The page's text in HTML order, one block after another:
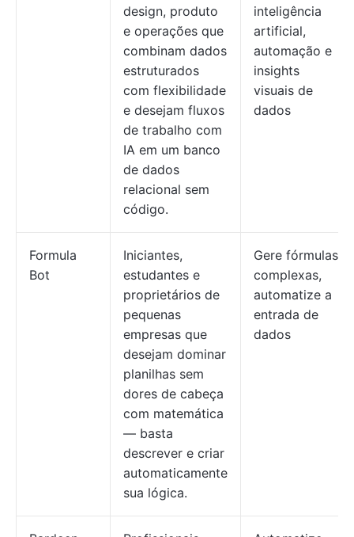
design, produto
e operações que
combinam dados
estruturados
com flexibilidade
e desejam fluxos
de trabalho com
IA em um banco
de dados
relacional sem
código.
inteligência
artificial,
automação e
insights
visuais de
dados
Formula
Bot
Iniciantes,
estudantes e
proprietários de
pequenas
empresas que
desejam dominar
planilhas sem
dores de cabeça
com matemática
— basta
descrever e criar
automaticamente
sua lógica.
Gere fórmulas
complexas,
automatize a
entrada de
dados